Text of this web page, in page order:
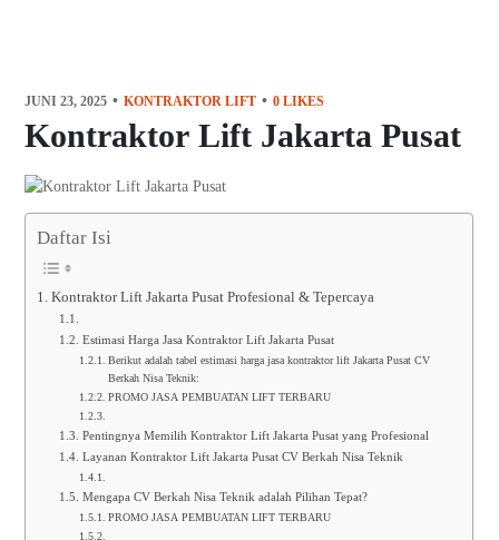
JUNI 23, 2025 KONTRAKTOR LIFT 0 LIKES
Kontraktor Lift Jakarta Pusat
Daftar Isi
Kontraktor Lift Jakarta Pusat Profesional & Tepercaya
Estimasi Harga Jasa Kontraktor Lift Jakarta Pusat
Berikut adalah tabel estimasi harga jasa kontraktor lift Jakarta Pusat CV
Berkah Nisa Teknik:
PROMO JASA PEMBUATAN LIFT TERBARU
Pentingnya Memilih Kontraktor Lift Jakarta Pusat yang Profesional
Layanan Kontraktor Lift Jakarta Pusat CV Berkah Nisa Teknik
Mengapa CV Berkah Nisa Teknik adalah Pilihan Tepat?
PROMO JASA PEMBUATAN LIFT TERBARU